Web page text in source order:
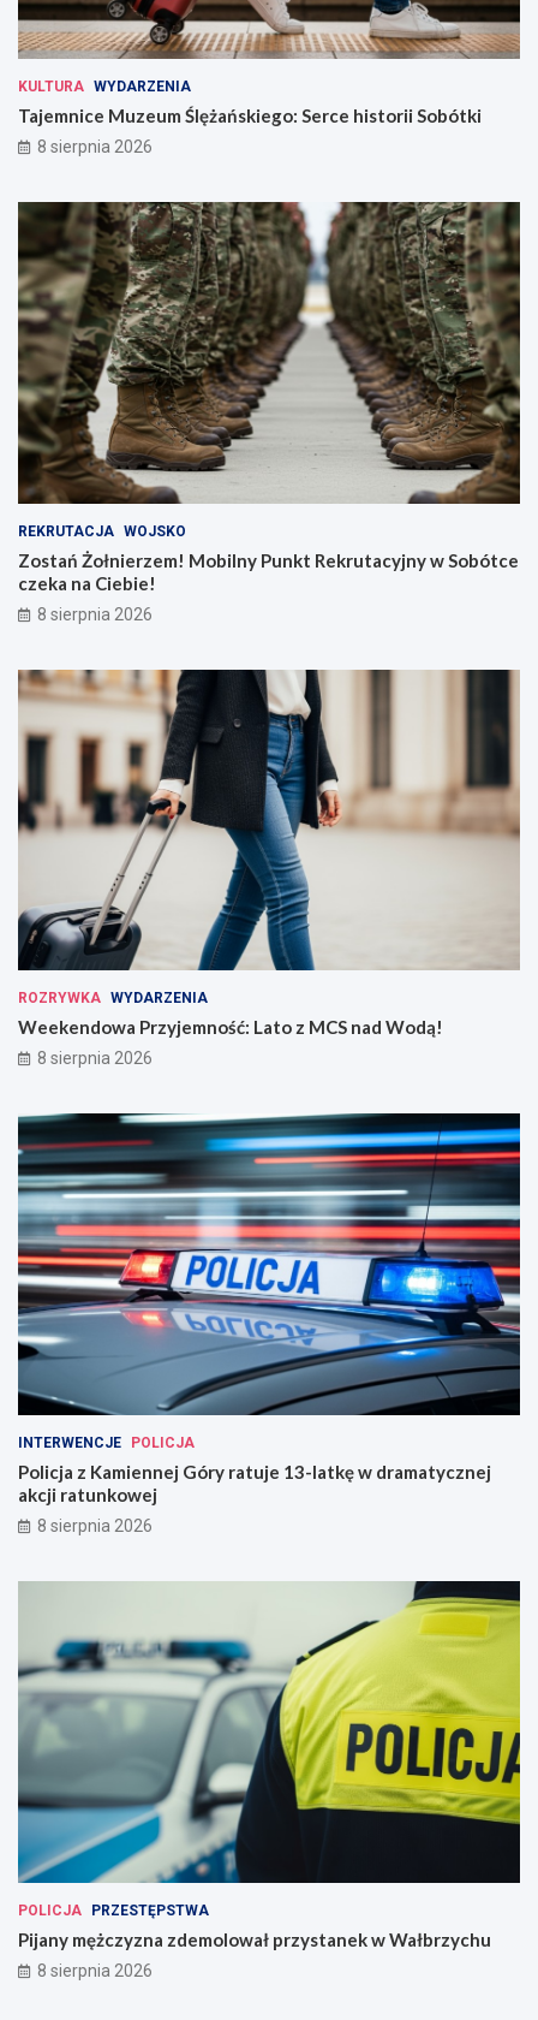
KULTURA WYDARZENIA
Tajemnice Muzeum Ślężańskiego: Serce historii Sobótki
8 sierpnia 2026
REKRUTACJA WOJSKO
Zostań Żołnierzem! Mobilny Punkt Rekrutacyjny w Sobótce
czeka na Ciebie!
8 sierpnia 2026
ROZRYWKA WYDARZENIA
Weekendowa Przyjemność: Lato z MCS nad Wodą!
8 sierpnia 2026
INTERWENCJE POLICJA
Policja z Kamiennej Góry ratuje 13-latkę w dramatycznej
akcji ratunkowej
8 sierpnia 2026
POLICJA PRZESTĘPSTWA
Pijany mężczyzna zdemolował przystanek w Wałbrzychu
8 sierpnia 2026